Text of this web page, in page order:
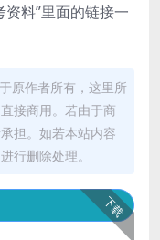
料”里面的链接一
原作者所有，这里所
接商用。若由于商
担。如若本站内容
行删除处理。
下载